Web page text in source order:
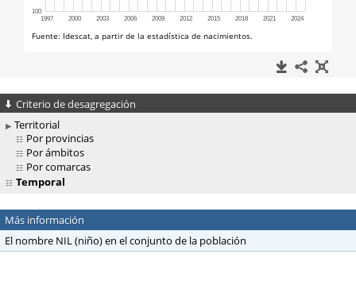
Criterio de desagregación
Territorial
Por provincias
Por ámbitos
Por comarcas
Temporal
Más información
El nombre NIL (niño) en el conjunto de la población